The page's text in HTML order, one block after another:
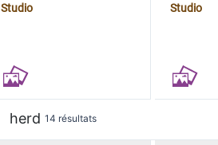
Studio
Studio
herd 14 résultats